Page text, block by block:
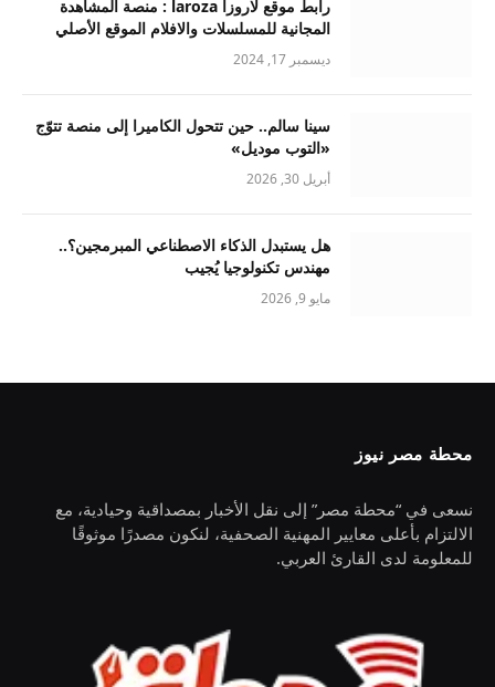
رابط موقع لاروزا laroza : منصة المشاهدة
المجانية للمسلسلات والافلام الموقع الأصلي
ديسمبر 17, 2024
سينا سالم.. حين تتحول الكاميرا إلى منصة تتوّج
«التوب موديل»
أبريل 30, 2026
هل يستبدل الذكاء الاصطناعي المبرمجين؟..
مهندس تكنولوجيا يُجيب
مايو 9, 2026
محطة مصر نيوز
نسعى في “محطة مصر” إلى نقل الأخبار بمصداقية وحيادية، مع
الالتزام بأعلى معايير المهنية الصحفية، لنكون مصدرًا موثوقًا
للمعلومة لدى القارئ العربي.